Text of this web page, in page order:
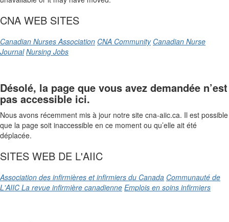
CNA WEB SITES
Canadian Nurses Association CNA Community Canadian Nurse
Journal Nursing Jobs
Désolé, la page que vous avez demandée n’est
pas accessible ici.
Nous avons récemment mis à jour notre site cna-aiic.ca. Il est possible
que la page soit inaccessible en ce moment ou qu’elle ait été
déplacée.
SITES WEB DE L'AIIC
Association des infirmières et infirmiers du Canada Communauté de
L'AIIC La revue infirmière canadienne Emplois en soins infirmiers